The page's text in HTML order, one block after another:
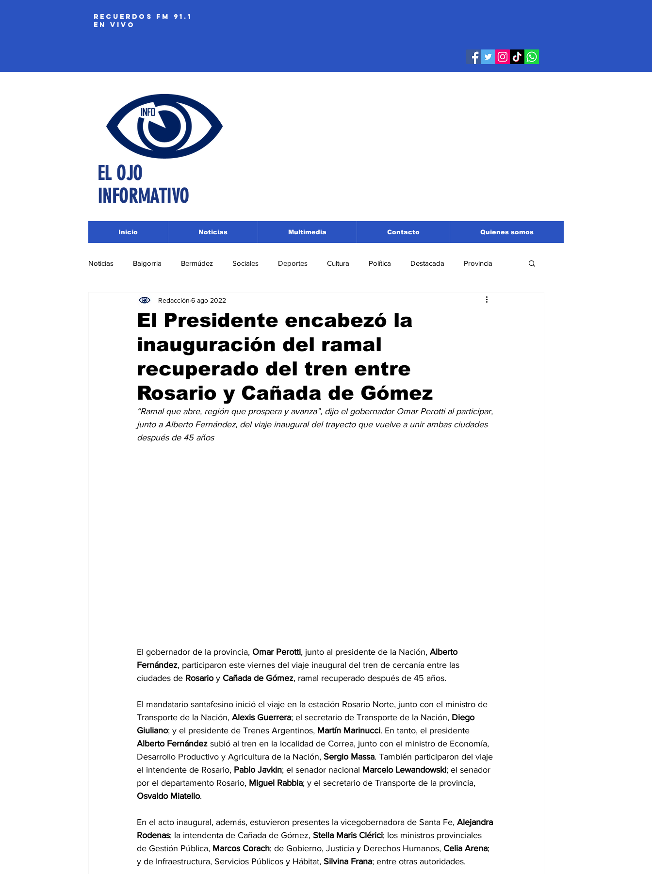
recuerdos fm 91.1
EN VIVO
EL OJO
INFORMATIVO
Inicio Noticias Multimedia Contacto Quienes somos
Noticias Baigorria Bermúdez Sociales Deportes Cultura Política Destacada Provincia
Nacionales Beltrán San Lorenzo Santa Fe
Roldán Departamento San Lorenzo Pujato Turismo
Asociación Rosarina de Fútbol
El Presidente encabezó la
inauguración del ramal
recuperado del tren entre
Rosario y Cañada de Gómez
Redacción 6 ago 2022
“Ramal que abre, región que prospera y avanza”, dijo el gobernador Omar Perotti al participar,
junto a Alberto Fernández, del viaje inaugural del trayecto que vuelve a unir ambas ciudades
después de 45 años
El gobernador de la provincia, Omar Perotti, junto al presidente de la Nación, Alberto
Fernández, participaron este viernes del viaje inaugural del tren de cercanía entre las
ciudades de Rosario y Cañada de Gómez, ramal recuperado después de 45 años.
El mandatario santafesino inició el viaje en la estación Rosario Norte, junto con el ministro de
Transporte de la Nación, Alexis Guerrera; el secretario de Transporte de la Nación, Diego
Giuliano; y el presidente de Trenes Argentinos, Martín Marinucci. En tanto, el presidente
Alberto Fernández subió al tren en la localidad de Correa, junto con el ministro de Economía,
Desarrollo Productivo y Agricultura de la Nación, Sergio Massa. También participaron del viaje
el intendente de Rosario, Pablo Javkin; el senador nacional Marcelo Lewandowski; el senador
por el departamento Rosario, Miguel Rabbia; y el secretario de Transporte de la provincia,
Osvaldo Miatello.
En el acto inaugural, además, estuvieron presentes la vicegobernadora de Santa Fe, Alejandra
Rodenas; la intendenta de Cañada de Gómez, Stella Maris Clérici; los ministros provinciales
de Gestión Pública, Marcos Corach; de Gobierno, Justicia y Derechos Humanos, Celia Arena;
y de Infraestructura, Servicios Públicos y Hábitat, Silvina Frana; entre otras autoridades.